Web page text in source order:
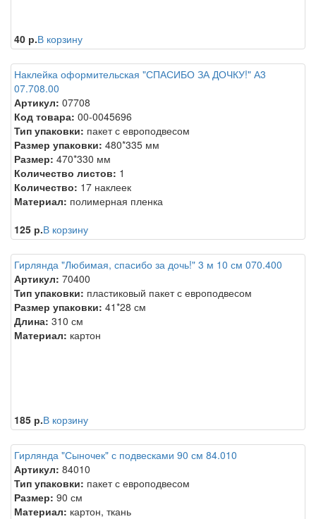
40 р.В корзину
Наклейка оформительская "СПАСИБО ЗА ДОЧКУ!" А3
07.708.00
Артикул: 07708
Код товара: 00-0045696
Тип упаковки: пакет с европодвесом
Размер упаковки: 480*335 мм
Размер: 470*330 мм
Количество листов: 1
Количество: 17 наклеек
Материал: полимерная пленка
125 р.В корзину
Гирлянда "Любимая, спасибо за дочь!" 3 м 10 см 070.400
Артикул: 70400
Тип упаковки: пластиковый пакет с европодвесом
Размер упаковки: 41*28 см
Длина: 310 см
Материал: картон
185 р.В корзину
Гирлянда "Сыночек" с подвесками 90 см 84.010
Артикул: 84010
Тип упаковки: пакет с европодвесом
Размер: 90 см
Материал: картон, ткань